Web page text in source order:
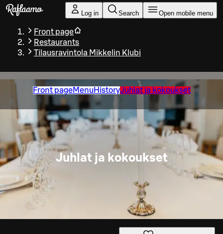
Skip to main content
Log in Search Open mobile menu
Front page
Restaurants
Tilausravintola Mikkelin Klubi
Front pageMenu HistoryJuhlat ja kokoukset
Juhlat ja kokoukset